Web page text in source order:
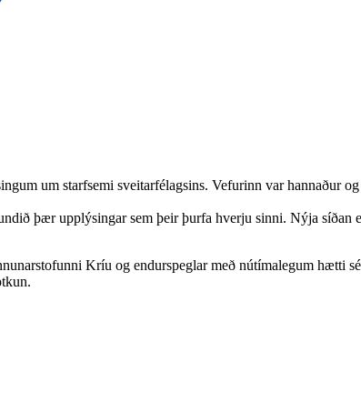
um starfsemi sveitarfélagsins. Vefurinn var hannaður
þær upplýsingar sem þeir þurfa hverju sinni. Nýja síðan
Kríu og endurspeglar með nútímalegum hætti